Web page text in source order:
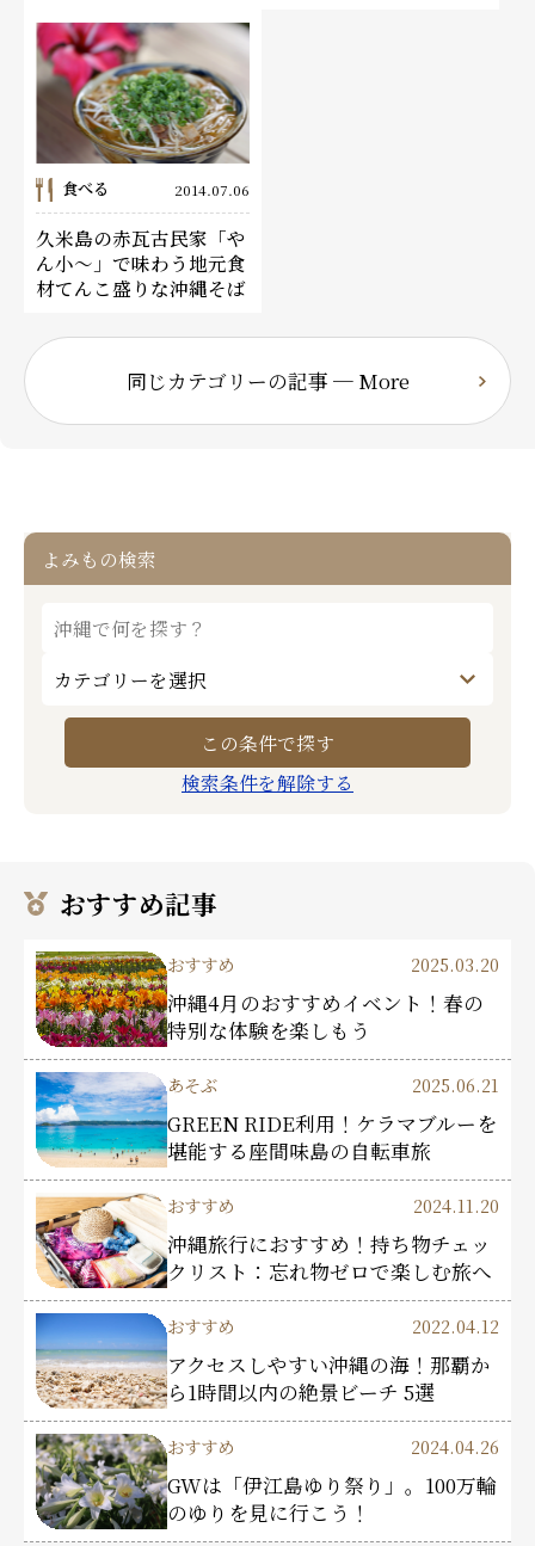
食べる 2014.07.06
久米島の赤瓦古民家「や
ん小～」で味わう地元食
材てんこ盛りな沖縄そば
同じカテゴリーの記事 ─ More
よみもの検索
検索条件を解除する
おすすめ記事
おすすめ 2025.03.20
沖縄4月のおすすめイベント！春の
特別な体験を楽しもう
あそぶ 2025.06.21
GREEN RIDE利用！ケラマブルーを
堪能する座間味島の自転車旅
おすすめ 2024.11.20
沖縄旅行におすすめ！持ち物チェッ
クリスト：忘れ物ゼロで楽しむ旅へ
おすすめ 2022.04.12
アクセスしやすい沖縄の海！那覇か
ら1時間以内の絶景ビーチ 5選
おすすめ 2024.04.26
GWは「伊江島ゆり祭り」。100万輪
のゆりを見に行こう！